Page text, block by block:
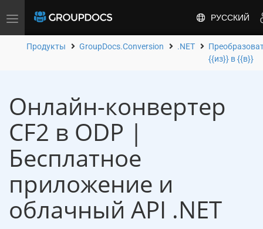
Toggle
РУССКИЙ
Продукты GroupDocs.Conversion .NET
{{из}} в {{в}}
Онлайн-конвертер
CF2 в ODP |
Бесплатное
приложение и
облачный API .NET